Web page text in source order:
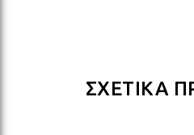
ΣΧΕΤΙΚΑ